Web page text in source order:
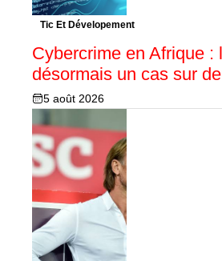
Tic Et Dévelopement
Cybercrime en Afrique :
désormais un cas sur
5 août 2026